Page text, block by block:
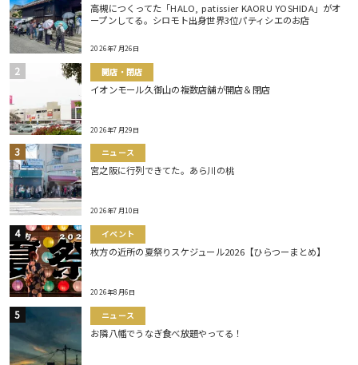
高槻につくってた「HALO, patissier KAORU YOSHIDA」がオ
ープンしてる。シロモト出身世界3位パティシエのお店
2026年7月26日
開店・閉店
イオンモール久御山の複数店舗が開店＆閉店
2026年7月29日
ニュース
宮之阪に行列できてた。あら川の桃
2026年7月10日
イベント
枚方の近所の夏祭りスケジュール2026【ひらつーまとめ】
2026年8月6日
ニュース
お隣八幡でうなぎ食べ放題やってる！